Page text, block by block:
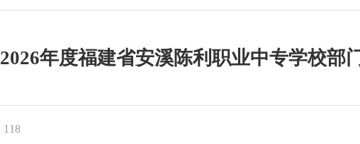
2026年度福建省安溪陈利职业中专学校部
118